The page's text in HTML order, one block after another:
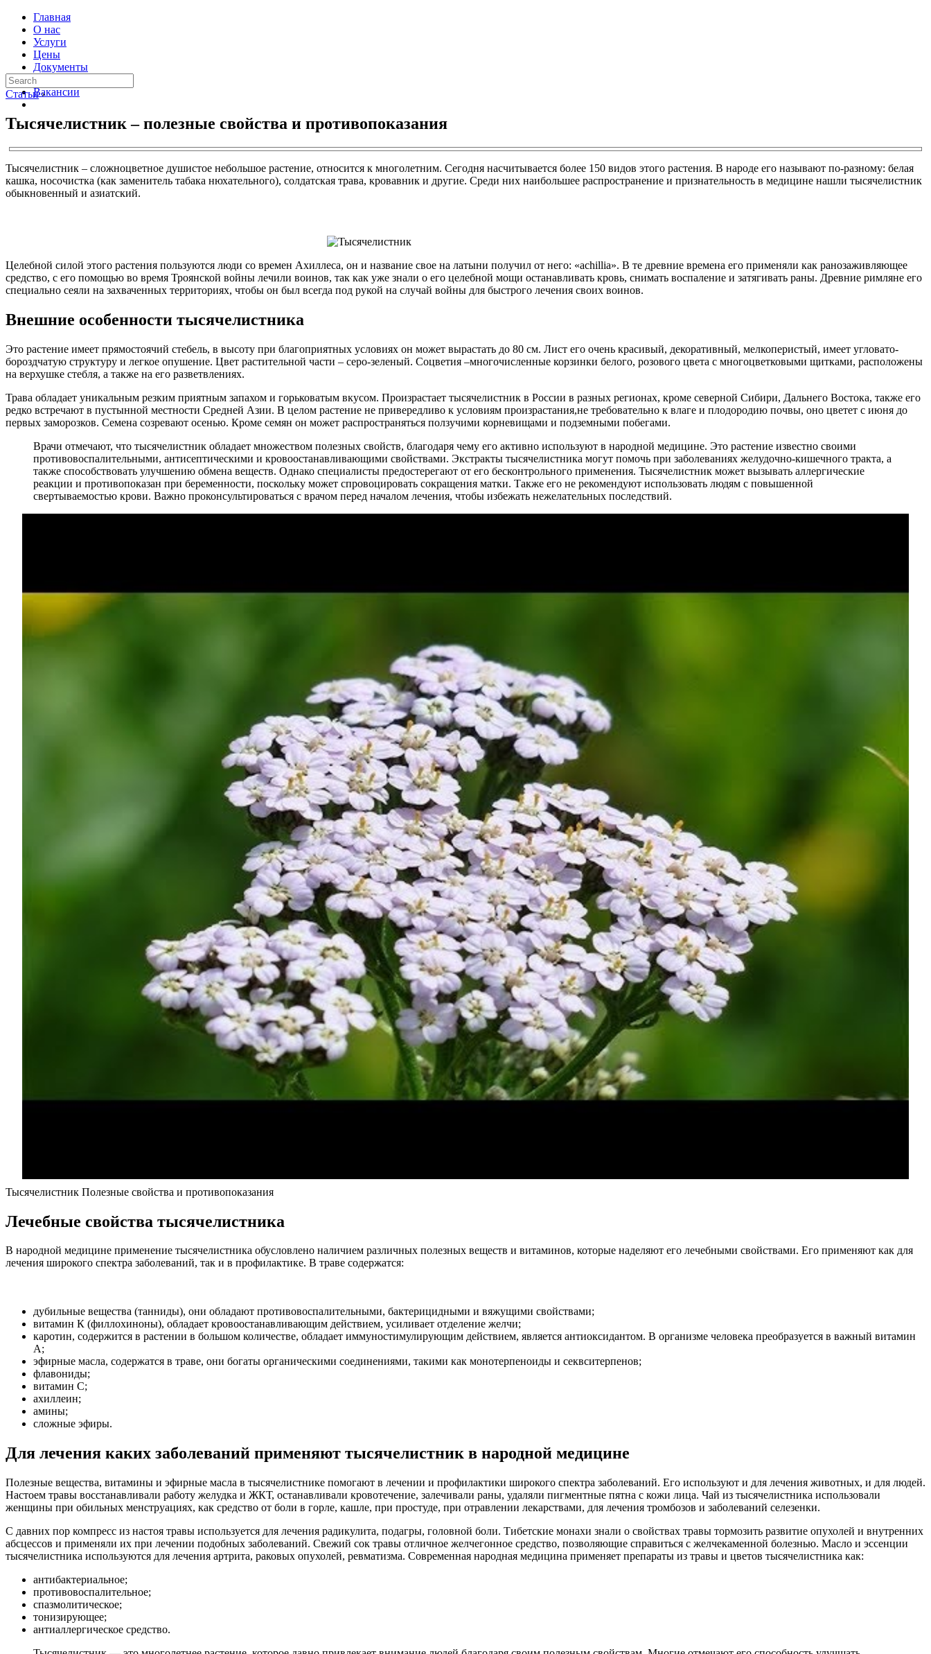
Главная
О нас
Услуги
Цены
Документы
Контакты
Вакансии
Статьи ›
Тысячелистник – полезные свойства и противопоказания
Тысячелистник – сложноцветное душистое небольшое растение, относится к многолетним. Сегодня насчитывается более 150 видов этого растения. В народе его называют по-разному: белая
кашка, носочистка (как заменитель табака нюхательного), солдатская трава, кровавник и другие. Среди них наибольшее распространение и признательность в медицине нашли тысячелистник
обыкновенный и азиатский.
Целебной силой этого растения пользуются люди со времен Ахиллеса, он и название свое на латыни получил от него: «achillia». В те древние времена его применяли как ранозаживляющее
средство, с его помощью во время Троянской войны лечили воинов, так как уже знали о его целебной мощи останавливать кровь, снимать воспаление и затягивать раны. Древние римляне его
специально сеяли на захваченных территориях, чтобы он был всегда под рукой на случай войны для быстрого лечения своих воинов.
Внешние особенности тысячелистника
Это растение имеет прямостоячий стебель, в высоту при благоприятных условиях он может вырастать до 80 см. Лист его очень красивый, декоративный, мелкоперистый, имеет угловато-
бороздчатую структуру и легкое опушение. Цвет растительной части – серо-зеленый. Соцветия –многочисленные корзинки белого, розового цвета с многоцветковыми щитками, расположены
на верхушке стебля, а также на его разветвлениях.
Трава обладает уникальным резким приятным запахом и горьковатым вкусом. Произрастает тысячелистник в России в разных регионах, кроме северной Сибири, Дальнего Востока, также его
редко встречают в пустынной местности Средней Азии. В целом растение не привередливо к условиям произрастания,не требовательно к влаге и плодородию почвы, оно цветет с июня до
первых заморозков. Семена созревают осенью. Кроме семян он может распространяться ползучими корневищами и подземными побегами.
Врачи отмечают, что тысячелистник обладает множеством полезных свойств, благодаря чему его активно используют в народной медицине. Это растение известно своими
противовоспалительными, антисептическими и кровоостанавливающими свойствами. Экстракты тысячелистника могут помочь при заболеваниях желудочно-кишечного тракта, а
также способствовать улучшению обмена веществ. Однако специалисты предостерегают от его бесконтрольного применения. Тысячелистник может вызывать аллергические
реакции и противопоказан при беременности, поскольку может спровоцировать сокращения матки. Также его не рекомендуют использовать людям с повышенной
свертываемостью крови. Важно проконсультироваться с врачом перед началом лечения, чтобы избежать нежелательных последствий.
Тысячелистник Полезные свойства и противопоказания
Лечебные свойства тысячелистника
В народной медицине применение тысячелистника обусловлено наличием различных полезных веществ и витаминов, которые наделяют его лечебными свойствами. Его применяют как для
лечения широкого спектра заболеваний, так и в профилактике. В траве содержатся:
дубильные вещества (танниды), они обладают противовоспалительными, бактерицидными и вяжущими свойствами;
витамин К (филлохиноны), обладает кровоостанавливающим действием, усиливает отделение желчи;
каротин, содержится в растении в большом количестве, обладает иммуностимулирующим действием, является антиоксидантом. В организме человека преобразуется в важный витамин
А;
эфирные масла, содержатся в траве, они богаты органическими соединениями, такими как монотерпеноиды и секвситерпенов;
флавониды;
витамин С;
ахиллеин;
амины;
сложные эфиры.
Для лечения каких заболеваний применяют тысячелистник в народной медицине
Полезные вещества, витамины и эфирные масла в тысячелистнике помогают в лечении и профилактики широкого спектра заболеваний. Его используют и для лечения животных, и для людей.
Настоем травы восстанавливали работу желудка и ЖКТ, останавливали кровотечение, залечивали раны, удаляли пигментные пятна с кожи лица. Чай из тысячелистника использовали
женщины при обильных менструациях, как средство от боли в горле, кашле, при простуде, при отравлении лекарствами, для лечения тромбозов и заболеваний селезенки.
С давних пор компресс из настоя травы используется для лечения радикулита, подагры, головной боли. Тибетские монахи знали о свойствах травы тормозить развитие опухолей и внутренних
абсцессов и применяли их при лечении подобных заболеваний. Свежий сок травы отличное желчегонное средство, позволяющие справиться с желчекаменной болезнью. Масло и эссенции
тысячелистника используются для лечения артрита, раковых опухолей, ревматизма. Современная народная медицина применяет препараты из травы и цветов тысячелистника как:
антибактериальное;
противовоспалительное;
спазмолитическое;
тонизирующее;
антиаллергическое средство.